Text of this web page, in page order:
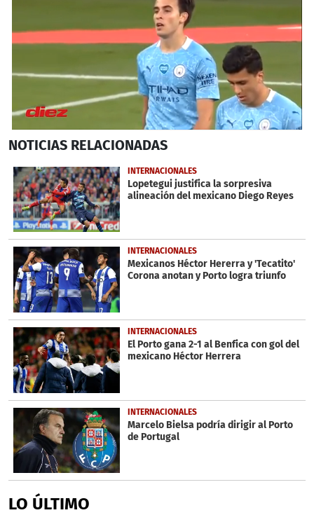
seconds
59
seconds
NOTICIAS RELACIONADAS
INTERNACIONALES
Lopetegui justifica la sorpresiva
alineación del mexicano Diego Reyes
INTERNACIONALES
Mexicanos Héctor Hererra y 'Tecatito'
Corona anotan y Porto logra triunfo
INTERNACIONALES
El Porto gana 2-1 al Benfica con gol del
mexicano Héctor Herrera
INTERNACIONALES
Marcelo Bielsa podría dirigir al Porto
de Portugal
LO ÚLTIMO